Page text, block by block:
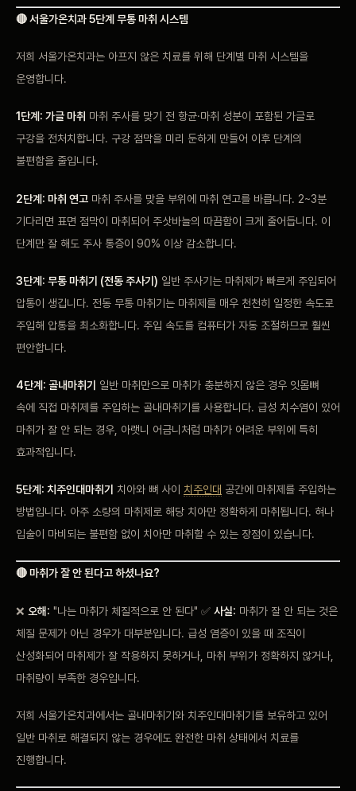
🔴 서울가온치과 5단계 무통 마취 시스템
저희 서울가온치과는 아프지 않은 치료를 위해 단계별 마취 시스템을
운영합니다.
1단계: 가글 마취 마취 주사를 맞기 전 항균·마취 성분이 포함된 가글로
구강을 전처치합니다. 구강 점막을 미리 둔하게 만들어 이후 단계의
불편함을 줄입니다.
2단계: 마취 연고 마취 주사를 맞을 부위에 마취 연고를 바릅니다. 2~3분
기다리면 표면 점막이 마취되어 주삿바늘의 따끔함이 크게 줄어듭니다. 이
단계만 잘 해도 주사 통증이 90% 이상 감소합니다.
3단계: 무통 마취기 (전동 주사기) 일반 주사기는 마취제가 빠르게 주입되어
압통이 생깁니다. 전동 무통 마취기는 마취제를 매우 천천히 일정한 속도로
주입해 압통을 최소화합니다. 주입 속도를 컴퓨터가 자동 조절하므로 훨씬
편안합니다.
4단계: 골내마취기
일반 마취만으로 마취가 충분하지 않은 경우 잇몸뼈
속에 직접 마취제를 주입하는 골내마취기를 사용합니다. 급성 치수염이 있어
마취가 잘 안 되는 경우, 아랫니 어금니처럼 마취가 어려운 부위에 특히
효과적입니다.
5단계: 치주인대마취기 치아와 뼈 사이 치주인대 공간에 마취제를 주입하는
방법입니다. 아주 소량의 마취제로 해당 치아만 정확하게 마취됩니다. 혀나
입술이 마비되는 불편함 없이 치아만 마취할 수 있는 장점이 있습니다.
🔴 마취가 잘 안 된다고 하셨나요?
❌ 오해: "나는 마취가 체질적으로 안 된다" ✅ 사실: 마취가 잘 안 되는 것은
체질 문제가 아닌 경우가 대부분입니다. 급성 염증이 있을 때 조직이
산성화되어 마취제가 잘 작용하지 못하거나, 마취 부위가 정확하지 않거나,
마취량이 부족한 경우입니다.
저희 서울가온치과에서는 골내마취기와 치주인대마취기를 보유하고 있어
일반 마취로 해결되지 않는 경우에도 완전한 마취 상태에서 치료를
진행합니다.